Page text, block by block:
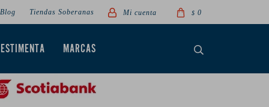
MARCAS
$ 0
Blog Tiendas Soberanas